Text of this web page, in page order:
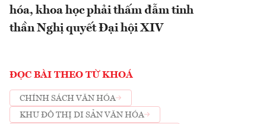
hóa, khoa học phải thấm đẫm tinh
thần Nghị quyết Đại hội XIV
ĐỌC BÀI THEO TỪ KHOÁ
CHÍNH SÁCH VĂN HÓA
KHU ĐÔ THỊ DI SẢN VĂN HÓA